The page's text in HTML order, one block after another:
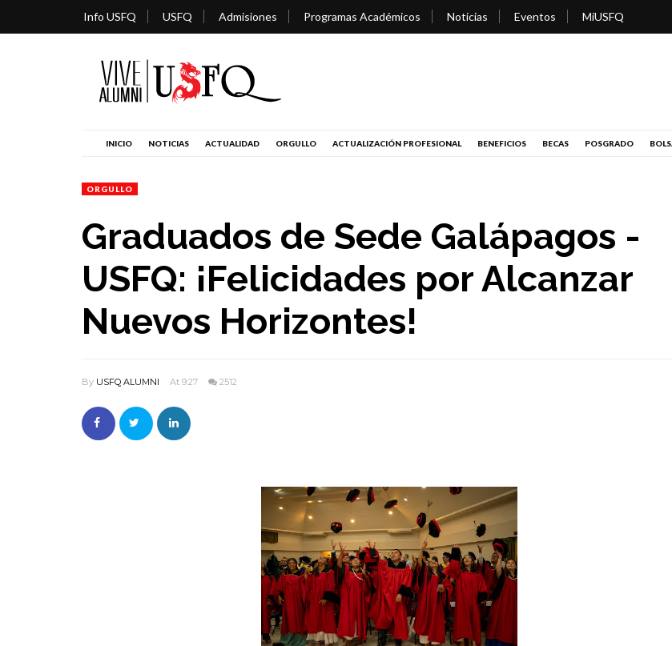
Info USFQ USFQ Admisiones Programas Académicos Noticias Eventos MiUSFQ
INICIO NOTICIAS ACTUALIDAD ORGULLO ACTUALIZACIÓN PROFESIONAL BENEFICIOS BECAS POSGRADO
ORGULLO
Graduados de Sede Galápagos -
USFQ: ¡Felicidades por Alcanzar
Nuevos Horizontes!
By USFQ ALUMNI At 9:27 2512